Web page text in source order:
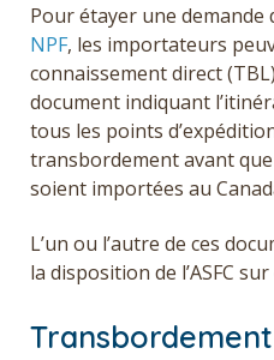
Pour étayer une demande
NPF, les importateurs
connaissement direct
document indiquant
tous les points
transbordement avant
soient importées au
L’un ou l’autre de ces
la disposition de l’ASFC